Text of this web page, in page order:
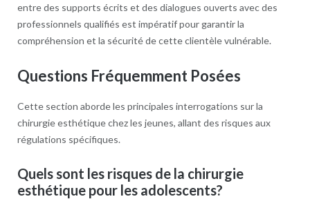
entre des supports écrits et des dialogues ouverts avec des
professionnels qualifiés est impératif pour garantir la
compréhension et la sécurité de cette clientèle vulnérable.
Questions Fréquemment Posées
Cette section aborde les principales interrogations sur la
chirurgie esthétique chez les jeunes, allant des risques aux
régulations spécifiques.
Quels sont les risques de la chirurgie
esthétique pour les adolescents?